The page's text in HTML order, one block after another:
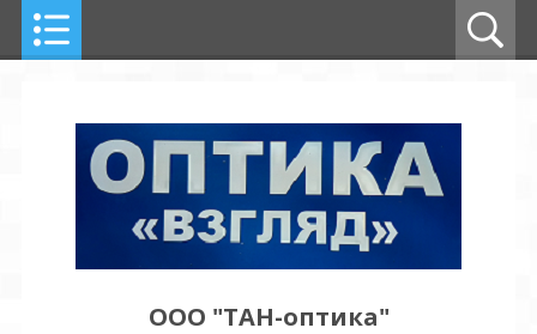
ООО "ТАН-оптика"